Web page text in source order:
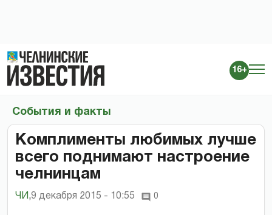
16+
События и факты
Комплименты любимых лучше
всего поднимают настроение
челнинцам
ЧИ ,9 декабря 2015 - 10:55 0